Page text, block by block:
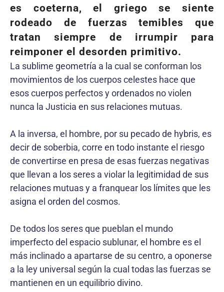
es coeterna, el griego se siente
rodeado de fuerzas temibles que
tratan siempre de irrumpir para
reimponer el desorden primitivo.
La sublime geometría a la cual se conforman los
movimientos de los cuerpos celestes hace que
esos cuerpos perfectos y ordenados no violen
nunca la Justicia en sus relaciones mutuas.
A la inversa, el hombre, por su pecado de hybris, es
decir de soberbia, corre en todo instante el riesgo
de convertirse en presa de esas fuerzas negativas
que llevan a los seres a violar la legitimidad de sus
relaciones mutuas y a franquear los límites que les
asigna el orden del cosmos.
De todos los seres que pueblan el mundo
imperfecto del espacio sublunar, el hombre es el
más inclinado a apartarse de su centro, a oponerse
a la ley universal según la cual todas las fuerzas se
mantienen en un equilibrio divino.